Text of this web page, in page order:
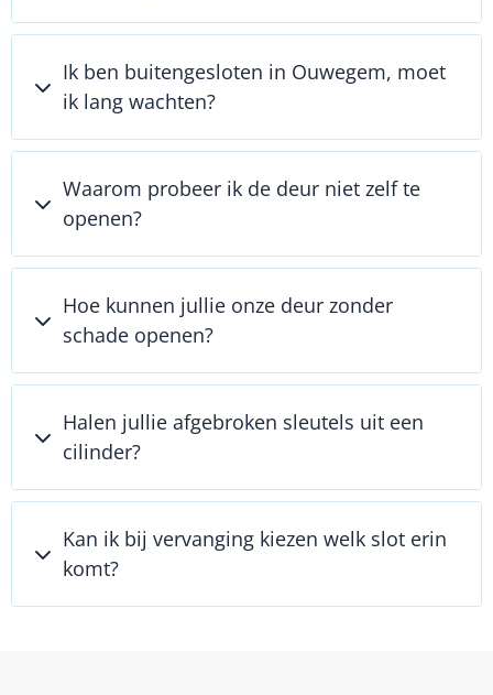
Ik ben buitengesloten in Ouwegem, moet
ik lang wachten?
Waarom probeer ik de deur niet zelf te
openen?
Hoe kunnen jullie onze deur zonder
schade openen?
Halen jullie afgebroken sleutels uit een
cilinder?
Kan ik bij vervanging kiezen welk slot erin
komt?